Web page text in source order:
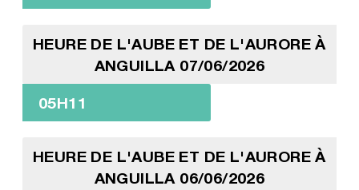
HEURE DE L'AUBE ET DE L'AURORE À
ANGUILLA 07/06/2026
05H11
HEURE DE L'AUBE ET DE L'AURORE À
ANGUILLA 06/06/2026